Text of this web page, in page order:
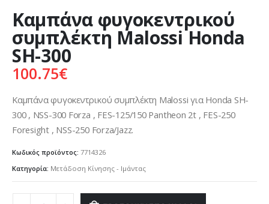
Καμπάνα φυγοκεντρικού
συμπλέκτη Malossi Honda
SH-300
100.75€
Καμπάνα φυγοκεντρικού συμπλέκτη Malossi για Honda SH-
300 , NSS-300 Forza , FES-125/150 Pantheon 2t , FES-250
Foresight , NSS-250 Forza/Jazz.
Κωδικός προϊόντος: 7714326
Κατηγορία: Μετάδοση Κίνησης - Ιμάντας